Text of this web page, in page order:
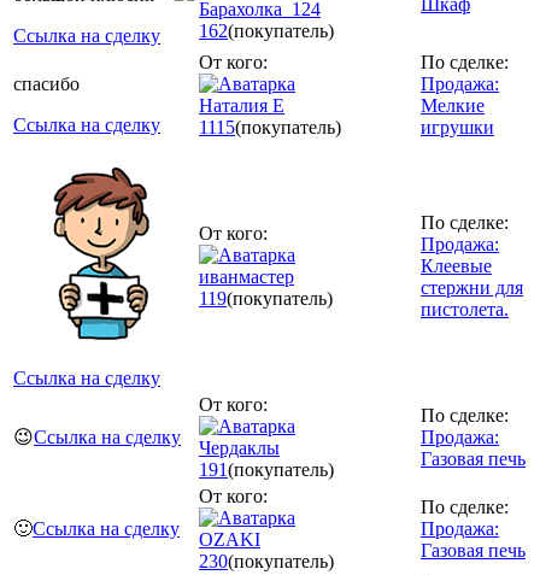
Ссылка на сделку
Барахолка_124
162(покупатель)
спасибо
Ссылка на сделку
От кого:
Наталия Е
1115(покупатель)
По сделке:
Продажа:
Мелкие
игрушки
Ссылка на сделку
От кого:
иванмастер
119(покупатель)
По сделке:
Продажа:
Клеевые
стержни для
пистолета.
😉Ссылка на сделку
От кого:
Чердаклы
191(покупатель)
По сделке:
Продажа:
Газовая печь
🙂Ссылка на сделку
От кого:
OZAKI
230(покупатель)
По сделке:
Продажа:
Газовая печь